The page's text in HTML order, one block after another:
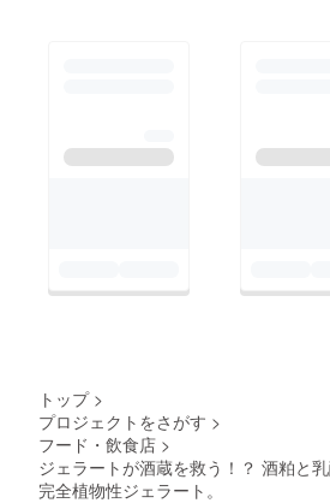
トップ >
プロジェクトをさがす >
フード・飲食店 >
ジェラートが酒蔵を救う！？ 酒粕と
完全植物性ジェラート。